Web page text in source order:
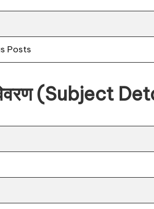
Posts
विवरण (Subject